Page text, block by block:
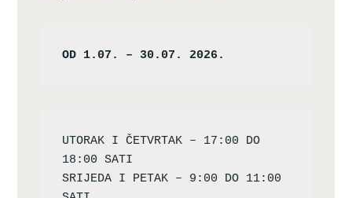
OD 1.07. – 30.07. 2026.
UTORAK I ČETVRTAK – 17:00 DO
18:00 SATI
SRIJEDA I PETAK – 9:00 DO 11:00